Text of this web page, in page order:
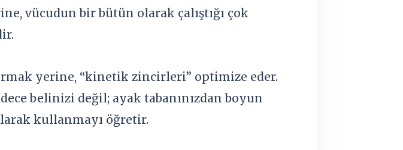
vücudun bir bütün olarak çalıştığı çok
yerine, “kinetik zincirleri” optimize eder.
belinizi değil; ayak tabanınızdan boyun
kullanmayı öğretir.